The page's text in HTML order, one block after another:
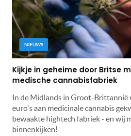
NIEUWS
Kijkje in geheime door Britse
medische cannabisfabriek
In de Midlands in Groot-Brittannië
euro's aan medicinale cannabis
bewaakte hightech fabriek - en wij
binnenkijken!